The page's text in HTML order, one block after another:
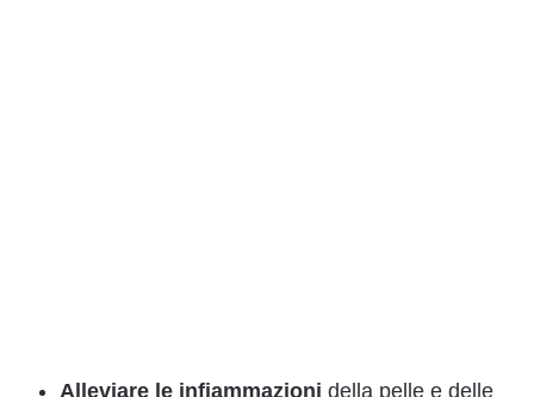
Alleviare le infiammazioni della pelle e delle